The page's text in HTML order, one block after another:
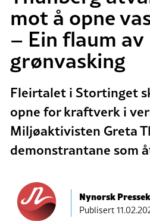
mot å opne
– Ein flaum av
grønvasking
Fleirtalet i Stortinget
opne for kraftverk i
Miljøaktivisten Greta
demonstrantane som
Nynorsk
Publisert